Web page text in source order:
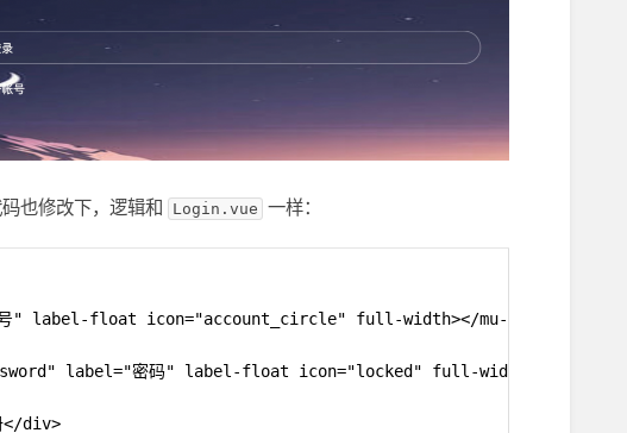
也修改下，逻辑和 Login.vue 一样：
label-float icon="account_circle" full-width></mu-text-field>
label="密码" label-float icon="locked" full-width></mu-
</div>